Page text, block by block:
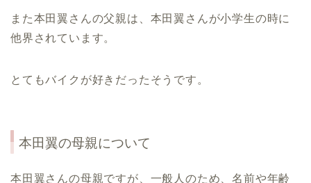
また本田翼さんの父親は、本田翼さんが小学生の時に
他界されています。
とてもバイクが好きだったそうです。
本田翼の母親について
本田翼さんの母親ですが、一般人のため、名前や年齢